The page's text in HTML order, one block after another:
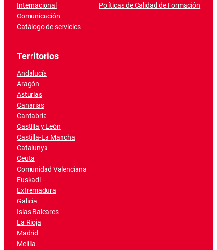
Internacional
Comunicación
Catálogo de servicios
Políticas de Calidad de Formación
Territorios
Andalucía
Aragón
Asturias
Canarias
Cantabria
Castilla y León
Castilla-La Mancha
Catalunya
Ceuta
Comunidad Valenciana
Euskadi
Extremadura
Galicia
Islas Baleares
La Rioja
Madrid
Melilla